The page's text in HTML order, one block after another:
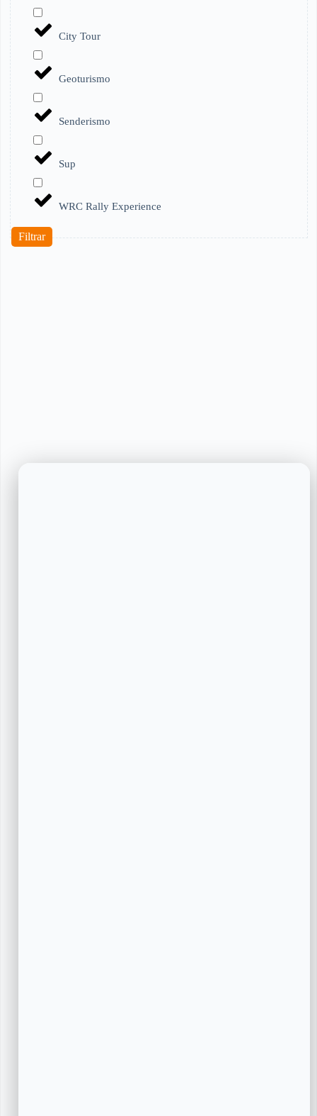
City Tour
Geoturismo
Senderismo
Sup
WRC Rally Experience
Filtrar